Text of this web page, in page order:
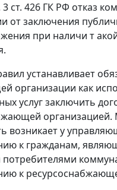
3 ст. 426 ГК РФ отказ
от заключения
при наличи т
устанавливает
организации как
услуг заключить
организацией.
возникает у
к гражданам,
к